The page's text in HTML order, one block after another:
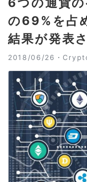
の69%を占
結果が発表
2018/06/26・